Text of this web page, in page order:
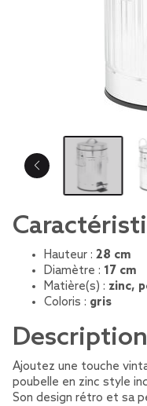
Hauteur : 28 cm
Diamètre : 17 cm
Matière(s) : zinc,
Coloris : gris
Ajoutez une touche
poubelle en zinc style
Son design rétro et sa